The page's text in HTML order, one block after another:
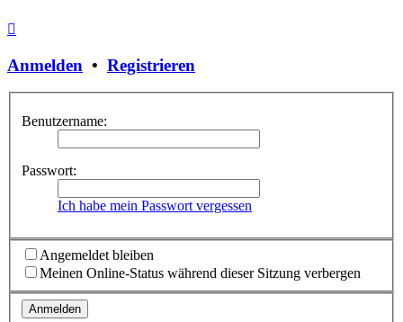
Anmelden • Registrieren
Benutzername:
Passwort:
Ich habe mein Passwort vergessen
Angemeldet bleiben
Meinen Online-Status während dieser Sitzung verbergen